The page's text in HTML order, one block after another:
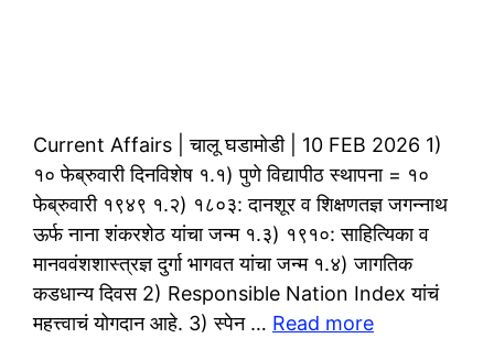
Current Affairs | चालू घडामोडी | 10 FEB 2026 1)
१० फेब्रुवारी दिनविशेष १.१) पुणे विद्यापीठ स्थापना = १०
फेब्रुवारी १९४९ १.२) १८०३: दानशूर व शिक्षणतज्ञ जगन्नाथ
ऊर्फ नाना शंकरशेठ यांचा जन्म १.३) १९१०: साहित्यिका व
मानववंशशास्त्रज्ञ दुर्गा भागवत यांचा जन्म १.४) जागतिक
कडधान्य दिवस 2) Responsible Nation Index यांचं
महत्त्वाचं योगदान आहे. 3) स्पेन … Read more